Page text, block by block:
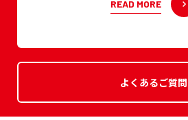
READ MORE
よくあるご質問